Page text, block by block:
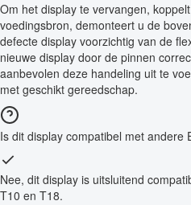
Om het display te vervangen,
voedingsbron, demonteert u de
defecte display voorzichtig van de
nieuwe display door de pinnen
aanbevolen deze handeling uit te
met geschikt gereedschap.
Is dit display compatibel met andere
Nee, dit display is uitsluitend
T10 en T18.